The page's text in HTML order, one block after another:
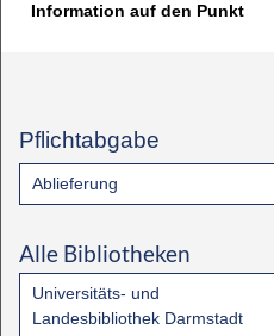
Information auf den Punkt
Pflichtabgabe
Ablieferung
Alle Bibliotheken
Universitäts- und
Landesbibliothek Darmstadt